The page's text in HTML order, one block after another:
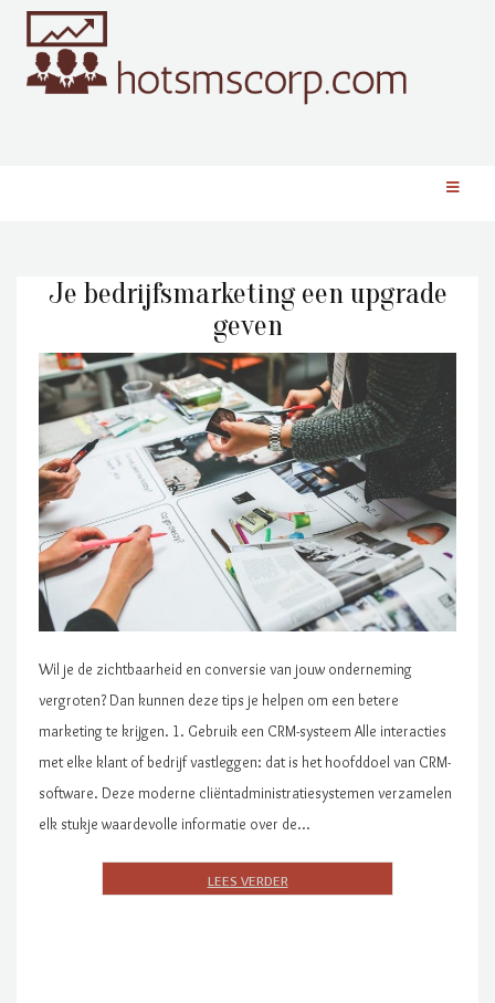
Je bedrijfsmarketing een upgrade
geven
Wil je de zichtbaarheid en conversie van jouw onderneming
vergroten? Dan kunnen deze tips je helpen om een betere
marketing te krijgen. 1. Gebruik een CRM-systeem Alle interacties
met elke klant of bedrijf vastleggen: dat is het hoofddoel van CRM-
software. Deze moderne cliëntadministratiesystemen verzamelen
elk stukje waardevolle informatie over de…